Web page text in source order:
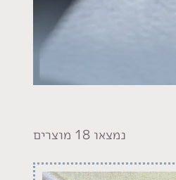
נמצאו 18 מוצרים